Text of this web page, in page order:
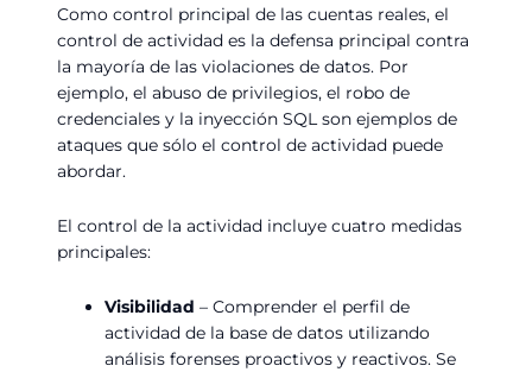
Como control principal de las cuentas reales, el
control de actividad es la defensa principal contra
la mayoría de las violaciones de datos. Por
ejemplo, el abuso de privilegios, el robo de
credenciales y la inyección SQL son ejemplos de
ataques que sólo el control de actividad puede
abordar.
El control de la actividad incluye cuatro medidas
principales:
Visibilidad – Comprender el perfil de
actividad de la base de datos utilizando
análisis forenses proactivos y reactivos. Se